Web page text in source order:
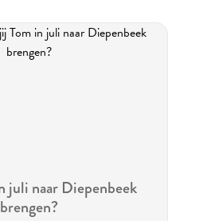
juli naar Diepenbeek
brengen?